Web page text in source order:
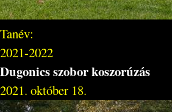
Tanév:
2021-2022
Dugonics szobor koszorúzás
2021. október 18.